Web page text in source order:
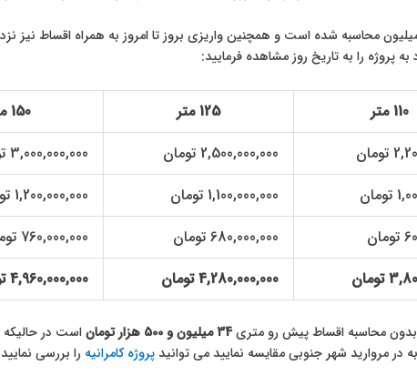
پروژه را به تاریخ روز مشاهده فرمایید:
110 متر 125 متر
150 متر
2,500,000,000 تومان
3,000,000,000 تومان
1,100,000,000 تومان
1,200,000,000 تومان
680,000,000 تومان
760,000,000 تومان
تومان 4,280,000,000 تومان 4,960,000,000 تومان
بدون محاسبه اقساط پیش رو متری34 میلیون و 500 هزار تومان
است در حالیکه
مروارید شهر جنوبی مقایسه نمایید می توانید پروژه کامرانیه را بررسی